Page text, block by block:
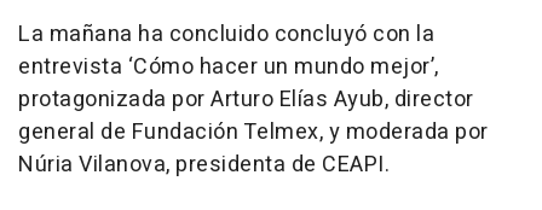
La mañana ha concluido concluyó con la
entrevista ‘Cómo hacer un mundo mejor’,
protagonizada por Arturo Elías Ayub, director
general de Fundación Telmex, y moderada por
Núria Vilanova, presidenta de CEAPI.